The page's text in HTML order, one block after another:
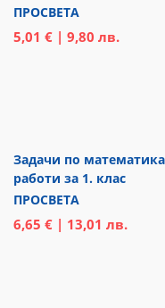
ПРОСВЕТА
5,01 € | 9,80 лв.
Задачи по
работи за 1. клас
ПРОСВЕТА
6,65 € | 13,01 лв.